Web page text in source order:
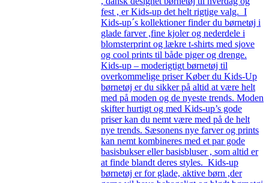
fest , er Kids-up det helt rigtige valg. I
Kids-up´s kollektioner finder du børnetøj i
glade farver ,fine kjoler og nederdele i
blomsterprint og lækre t-shirts med sjove
og cool prints til både piger og drenge.
Kids-up – moderigtigt børnetøj til
overkommelige priser Køber du Kids-Up
børnetøj er du sikker på altid at være helt
med på moden og de nyeste trends. Moden
skifter hurtigt og med Kids-up’s gode
priser kan du nemt være med på de helt
nye trends. Sæsonens nye farver og prints
kan nemt kombineres med et par gode
basisbukser eller basisbluser , som altid er
at finde blandt deres styles. Kids-up
børnetøj er for glade, aktive børn ,der